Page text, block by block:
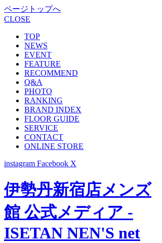
ページトップへ
CLOSE
TOP
NEWS
EVENT
FEATURE
RECOMMEND
Q&A
PHOTO
RANKING
BRAND INDEX
FLOOR GUIDE
SERVICE
CONTACT
ONLINE STORE
instagram Facebook X
伊勢丹新宿店メンズ
館 公式メディア -
ISETAN NEN'S net